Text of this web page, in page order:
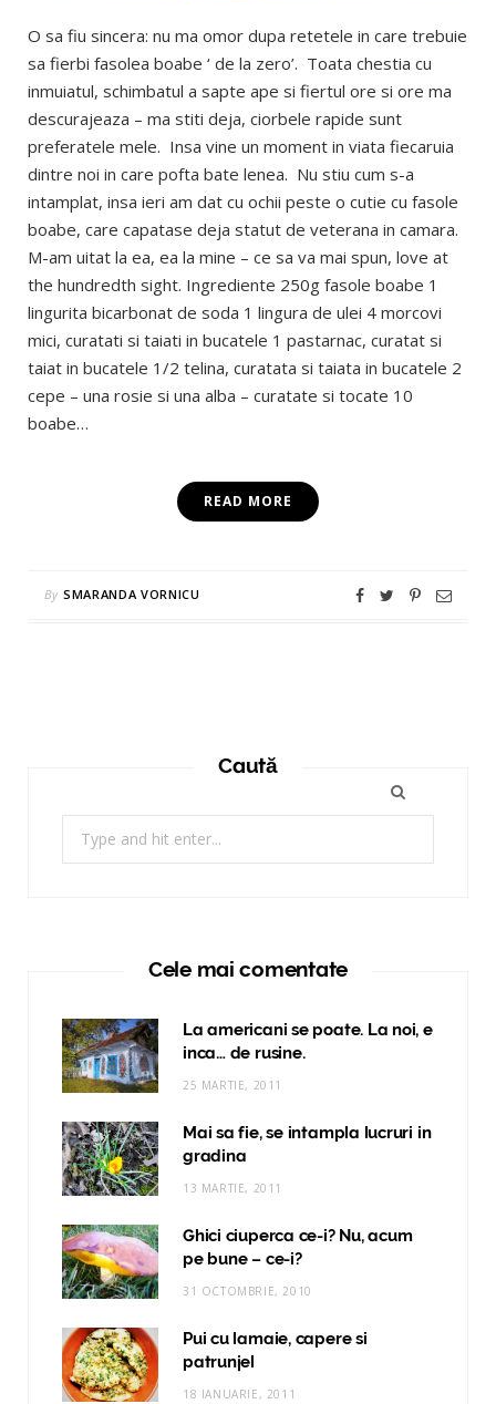
O sa fiu sincera: nu ma omor dupa retetele in care trebuie
sa fierbi fasolea boabe ‘ de la zero’. Toata chestia cu
inmuiatul, schimbatul a sapte ape si fiertul ore si ore ma
descurajeaza – ma stiti deja, ciorbele rapide sunt
preferatele mele. Insa vine un moment in viata fiecaruia
dintre noi in care pofta bate lenea. Nu stiu cum s-a
intamplat, insa ieri am dat cu ochii peste o cutie cu fasole
boabe, care capatase deja statut de veterana in camara.
M-am uitat la ea, ea la mine – ce sa va mai spun, love at
the hundredth sight. Ingrediente 250g fasole boabe 1
lingurita bicarbonat de soda 1 lingura de ulei 4 morcovi
mici, curatati si taiati in bucatele 1 pastarnac, curatat si
taiat in bucatele 1/2 telina, curatata si taiata in bucatele 2
cepe – una rosie si una alba – curatate si tocate 10
boabe…
READ MORE
By SMARANDA VORNICU
Caută
Cele mai comentate
La americani se poate. La noi, e
inca… de rusine.
25 MARTIE, 2011
Mai sa fie, se intampla lucruri in
gradina
13 MARTIE, 2011
Ghici ciuperca ce-i? Nu, acum
pe bune – ce-i?
31 OCTOMBRIE, 2010
Pui cu lamaie, capere si
patrunjel
18 IANUARIE, 2011